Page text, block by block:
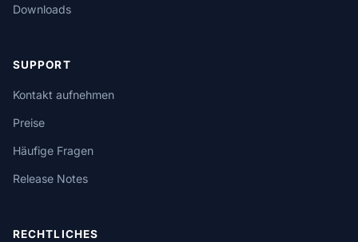
Downloads
SUPPORT
Kontakt aufnehmen
Preise
Häufige Fragen
Release Notes
RECHTLICHES